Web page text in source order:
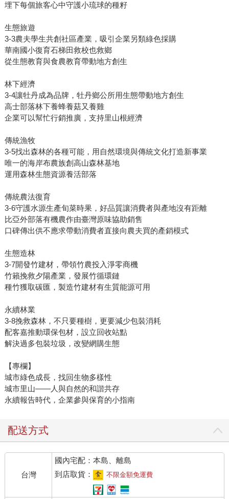
埋下每個旅客心中守護小琉球的種籽
生態旅遊
3-3農夫學生共創社區產業，吸引企業另類綠色採購
華南國小復育石梯田救校也救鄉
從生態教育與食農教育帶動地方創生
林下經濟
3-4讓牡丹成為品牌，牡丹鄉公所用生態帶動地方創生
高士部落林下養蜂養菇又養雞
企業可以幫忙行銷推廣，支持里山根經濟
傳統漁牧
3-5找出森林的各種可能，用自然環境與傳統文化打造新事業
唯一的海岸布農族創高山森林基地
運用森林生態資源養活部落
傳統農法復育
3-6守護水源生產旬菜時果，好品質讓消費者與產地沒有距離
比亞外部落有機農作由臺灣原味協助銷售
口碑傳出供不應求帶動消費者直接向農夫買的產銷模式
生態造林
3-7開發竹建材，帶領竹農投入淨零商機
竹籟挽救夕陽產業，發展竹循環鏈
種竹獲取碳匯，製造竹建材有生質能源可用
永續林業
3-8挽救森林，不只要種樹，更要減少包裝消耗
配客嘉推動環保包材，設立回收站點
解決過多包裝垃圾，改變網購生態
【專欄】
城市綠色成長，找回生物多樣性
城市里山——人與自然的和諧共存
永續報告時代，企業參與保育的小指南
配送方式
台灣
國內宅配：本島、離島
到店取貨：
不限金額免運費